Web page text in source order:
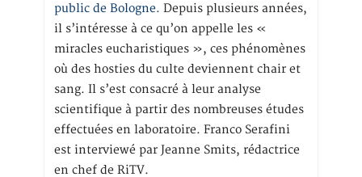
public de Bologne. Depuis plusieurs années,
il s’intéresse à ce qu’on appelle les «
miracles eucharistiques », ces phénomènes
où des hosties du culte deviennent chair et
sang. Il s’est consacré à leur analyse
scientifique à partir des nombreuses études
effectuées en laboratoire. Franco Serafini
est interviewé par Jeanne Smits, rédactrice
en chef de RiTV.